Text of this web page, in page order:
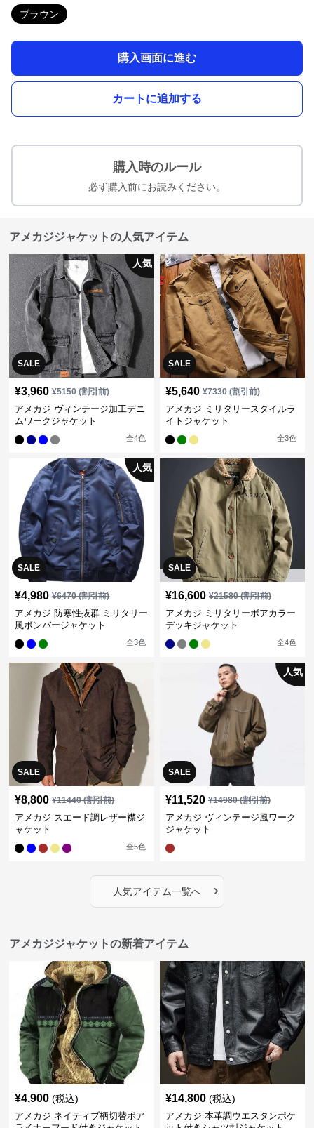
ブラウン
購入画面に進む
カートに追加する
購入時のルール
必ず購入前にお読みください。
アメカジジャケットの人気アイテム
SALE
人気
¥3,960 ¥5150(割引前)
アメカジ ヴィンテージ加工デニ
ムワークジャケット
全4色
SALE
¥5,640 ¥7330(割引前)
アメカジ ミリタリースタイルラ
イトジャケット
全3色
SALE
人気
¥4,980 ¥6470(割引前)
アメカジ 防寒性抜群 ミリタリー
風ボンバージャケット
全3色
SALE
¥16,600 ¥21580(割引前)
アメカジ ミリタリーボアカラー
デッキジャケット
全4色
SALE
¥8,800 ¥11440(割引前)
アメカジ スエード調レザー襟ジ
ャケット
全5色
SALE
人気
¥11,520 ¥14980(割引前)
アメカジ ヴィンテージ風ワーク
ジャケット
人気アイテム一覧へ ›
アメカジジャケットの新着アイテム
¥4,900 (税込)
アメカジ ネイティブ柄切替ボア
¥14,800 (税込)
アメカジ 本革調ウエスタンポケ